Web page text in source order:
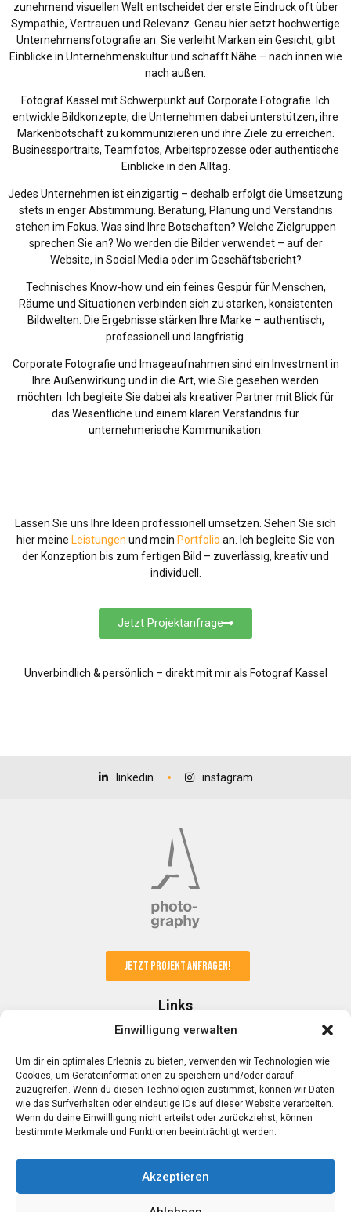
Einwilligung verwalten
Um dir ein optimales Erlebnis zu bieten, verwenden wir Technologien wie
Cookies, um Geräteinformationen zu speichern und/oder darauf
zuzugreifen. Wenn du diesen Technologien zustimmst, können wir Daten
wie das Surfverhalten oder eindeutige IDs auf dieser Website verarbeiten.
Wenn du deine Einwillligung nicht erteilst oder zurückziehst, können
bestimmte Merkmale und Funktionen beeinträchtigt werden.
Akzeptieren
zunehmend visuellen Welt entscheidet der erste Eindruck oft über
Sympathie, Vertrauen und Relevanz. Genau hier setzt hochwertige
Unternehmensfotografie an: Sie verleiht Marken ein Gesicht, gibt
Einblicke in Unternehmenskultur und schafft Nähe – nach innen wie
nach außen.
Fotograf Kassel mit Schwerpunkt auf Corporate Fotografie. Ich
entwickle Bildkonzepte, die Unternehmen dabei unterstützen, ihre
Markenbotschaft zu kommunizieren und ihre Ziele zu erreichen.
Businessportraits, Teamfotos, Arbeitsprozesse oder authentische
Einblicke in den Alltag.
Jedes Unternehmen ist einzigartig – deshalb erfolgt die Umsetzung
stets in enger Abstimmung. Beratung, Planung und Verständnis
stehen im Fokus. Was sind Ihre Botschaften? Welche Zielgruppen
sprechen Sie an? Wo werden die Bilder verwendet – auf der
Website, in Social Media oder im Geschäftsbericht?
Technisches Know-how und ein feines Gespür für Menschen,
Räume und Situationen verbinden sich zu starken, konsistenten
Bildwelten. Die Ergebnisse stärken Ihre Marke – authentisch,
professionell und langfristig.
Corporate Fotografie und Imageaufnahmen sind ein Investment in
Ihre Außenwirkung und in die Art, wie Sie gesehen werden
möchten. Ich begleite Sie dabei als kreativer Partner mit Blick für
das Wesentliche und einem klaren Verständnis für
unternehmerische Kommunikation.
Lassen Sie uns Ihre Ideen professionell umsetzen. Sehen Sie sich
hier meine Leistungen und mein Portfolio an. Ich begleite Sie von
der Konzeption bis zum fertigen Bild – zuverlässig, kreativ und
individuell.
Jetzt Projektanfrage
Unverbindlich & persönlich – direkt mit mir als Fotograf Kassel
linkedin instagram
Jetzt Projekt anfragen!
Links
FAQ
AGB
Datenschutz
Impressum
Mobil: 0176 23 22 14 17